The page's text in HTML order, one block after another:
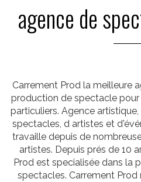
agence de
Carrement Prod la meilleure
production de spectacle pour
particuliers. Agence
spectacles, d artistes et
travaille depuis de
artistes. Depuis prés de 10
Prod est specialisée dans la
spectacles. Carrement